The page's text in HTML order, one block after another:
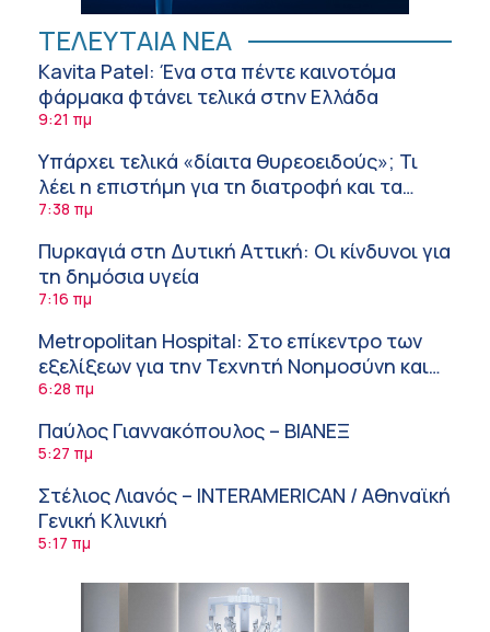
ΤΕΛΕΥΤΑΙΑ ΝΕΑ
Kavita Patel: Ένα στα πέντε καινοτόμα
φάρμακα φτάνει τελικά στην Ελλάδα
9:21 πμ
Υπάρχει τελικά «δίαιτα θυρεοειδούς»; Τι
λέει η επιστήμη για τη διατροφή και τα
συμπληρώματα
7:38 πμ
Πυρκαγιά στη Δυτική Αττική: Οι κίνδυνοι για
τη δημόσια υγεία
7:16 πμ
Metropolitan Hospital: Στο επίκεντρο των
εξελίξεων για την Τεχνητή Νοημοσύνη και
την Ογκολογία
6:28 πμ
Παύλος Γιαννακόπουλος – ΒΙΑΝΕΞ
5:27 πμ
Στέλιος Λιανός – INTERAMERICAN / Αθηναϊκή
Γενική Κλινική
5:17 πμ
Σε Λαμία και Καρδίτσα ο Υπουργός Υγείας
Άδ. Γεωργιάδης για την παραλαβή 7